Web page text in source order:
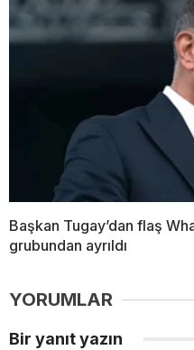
Başkan Tugay’dan flaş
grubundan ayrıldı
YORUMLAR
Bir yanıt yazın